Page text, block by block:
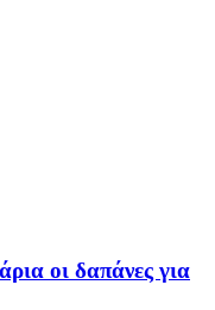
οι δαπάνες για